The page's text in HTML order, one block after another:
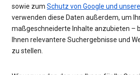
sowie zum Schutz von Google und
verwenden diese Daten außerdem, um
maßgeschneiderte Inhalte anzubieten –
Ihnen relevantere Suchergebnisse und
zu stellen.